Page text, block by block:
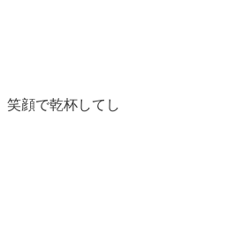
笑顔で乾杯してし